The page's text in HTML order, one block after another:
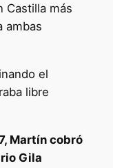
Castilla más
ambas
el
libre
Martín cobró
Gila